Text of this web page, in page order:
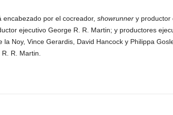
por el cocreador, showrunnery productor
ejecutivo George R. R. Martin; y productores
la Noy, Vince Gerardis, David Hancock y Philippa
R. Martin.